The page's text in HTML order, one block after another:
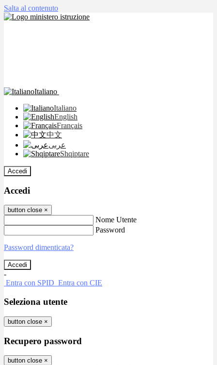
Salta al contenuto
Italiano
Italiano
English
Français
中文
عربى
Shqiptare
Accedi
Accedi
button close ×
Nome Utente
Password
Password dimenticata?
-
Entra con SPID Entra con CIE
Seleziona utente
button close ×
Recupero password
button close ×